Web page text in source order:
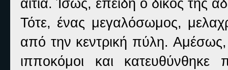
αιτία. Ίσως, επειδή ο δικός της
Τότε, ένας μεγαλόσωμος,
από την κεντρική πύλη. Αμέσως,
ιπποκόμοι και